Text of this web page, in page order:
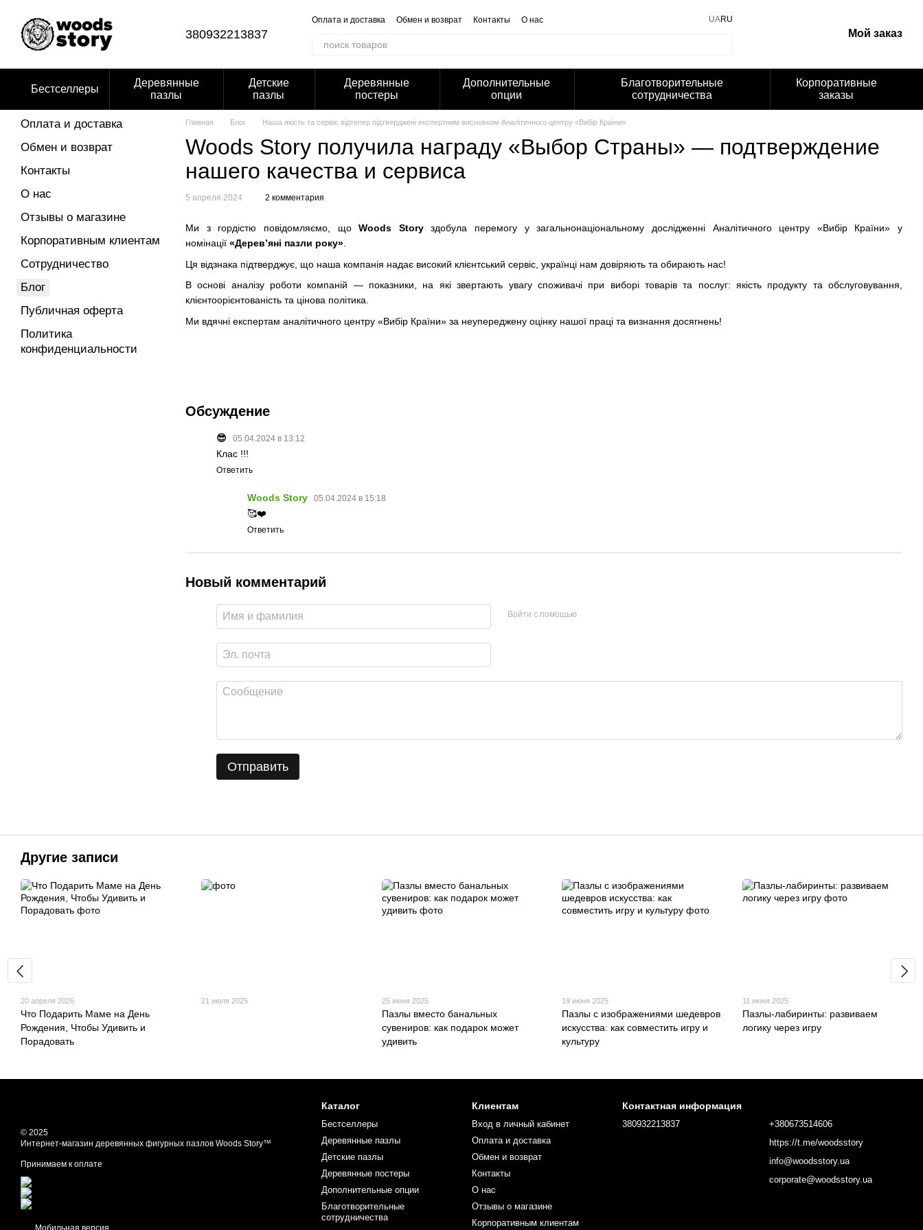
380932213837
Оплата и доставка Обмен и возврат Контакты
О нас
Блог
Публичная оферта
UARU
Мой заказ
Бестселлеры
Деревянные
пазлы
Детские
пазлы
Деревянные
постеры
Дополнительные
опции
Благотворительные
сотрудничества
Корпоративные
заказы
Главная Блог Наша якість та сервіс відтепер підтверджені експертним висновком Аналітичного центру «Вибір Країни»
Woods Story получила награду «Выбор Страны» — подтверждение
нашего качества и сервиса
5 апреля 2024 2 комментария
Ми з гордістю повідомляємо, щоWoods Storyздобула перемогу у загальнонаціональному дослідженні Аналітичного центру «Вибір Країни» у
номінації «Деревʼяні пазли року».
Ця відзнака підтверджує, що наша компанія надає високий клієнтський сервіс, українці нам довіряють та обирають нас!
В основі аналізу роботи компаній — показники, на які звертають увагу споживачі при виборі товарів та послуг: якість продукту та обслуговування,
клієнтоорієнтованість та цінова політика.
Ми вдячні експертам аналітичного центру «Вибір Країни» за неупереджену оцінку нашої праці та визнання досягнень!
Обсуждение
😎 05.04.2024 в 13:12
Клас !!!
Ответить
Woods Story 05.04.2024 в 15:18
🥰❤️
Ответить
Новый комментарий
Войти с помощью
Отправить
Оплата и доставка
Обмен и возврат
Контакты
О нас
Отзывы о магазине
Корпоративным клиентам
Сотрудничество
Блог
Публичная оферта
Политика
конфиденциальности
Другие записи
20 апреля 2026
Что Подарить Маме на День
Рождения, Чтобы Удивить и
Порадовать
21 июля 2025 25 июня 2025
Пазлы вместо банальных
сувениров: как подарок может
удивить
19 июня 2025
Пазлы с изображениями шедевров
искусства: как совместить игру и
культуру
11 июня 2025
Пазлы-лабиринты: развиваем
логику через игру
© 2025
Интернет-магазин деревянных фигурных пазлов Woods Story™
Принимаем к оплате
Каталог
Бестселлеры
Деревянные пазлы
Детские пазлы
Деревянные постеры
Дополнительные опции
Благотворительные
сотрудничества
Клиентам
Вход в личный кабинет
Оплата и доставка
Обмен и возврат
Контакты
О нас
Отзывы о магазине
Корпоративным клиентам
Контактная информация
380932213837
+380673514606
https://t.me/woodsstory
info@woodsstory.ua
corporate@woodsstory.ua